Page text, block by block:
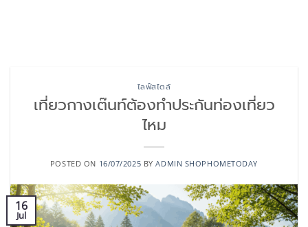
ไลฟ์สไตล์
เที่ยวกางเต๊นท์ต้องทำประกันท่องเที่ยว
ไหม
POSTED ON 16/07/2025 BYADMIN SHOPHOMETODAY
16
Jul